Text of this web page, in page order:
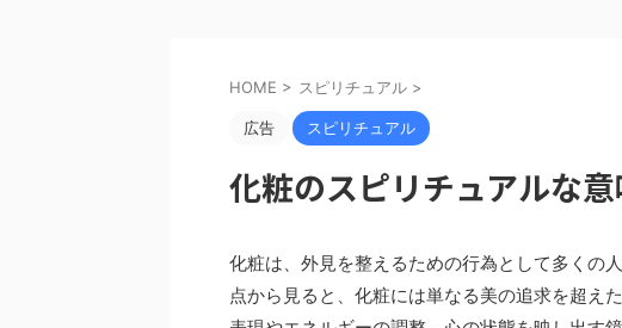
HOME > スピリチュアル >
広告 スピリチュアル
化粧のスピリチュアルな
化粧は、外見を整えるための行為として多くの
点から見ると、化粧には単なる美の追求を超え